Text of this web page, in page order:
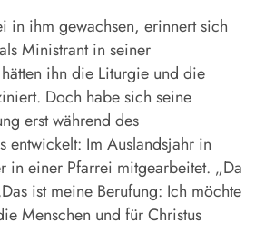
in ihm gewachsen, erinnert sich
Ministrant in seiner
ihn die Liturgie und die
Doch habe sich seine
erst während des
entwickelt: Im Auslandsjahr in
in einer Pfarrei mitgearbeitet. „Da
ist meine Berufung: Ich möchte
Menschen und für Christus